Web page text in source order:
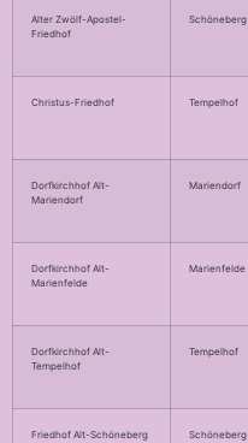
Alter Zwölf-Apostel-
Friedhof
Schöneberg
Christus-Friedhof Tempelhof
Dorfkirchhof Alt-
Mariendorf
Mariendorf
Dorfkirchhof Alt-
Marienfelde
Marienfelde
Dorfkirchhof Alt-
Tempelhof
Tempelhof
Friedhof Alt-Schöneberg Schöneberg